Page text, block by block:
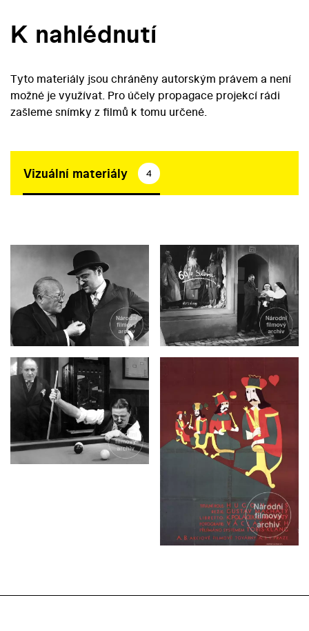
K nahlédnutí
Tyto materiály jsou chráněny autorským právem a není
možné je využívat. Pro účely propagace projekcí rádi
zašleme snímky z filmů k tomu určené.
Vizuální materiály 4